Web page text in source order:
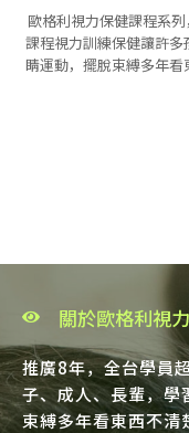
歐格利視力保健課程系
課程視力訓練保健讓許
睛運動，擺脫束縛多年
關於歐格利視
推廣8年，全台學員
子、成人、長輩，學
束縛多年看東西不清